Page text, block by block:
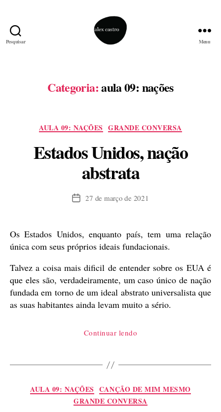
Pesquisar Menu
Categoria:aula 09: nações
Categorias
AULA 09: NAÇÕES GRANDE CONVERSA
Estados Unidos, nação
abstrata
Data27 de março de 2021
Os Estados Unidos, enquanto país, tem uma relação
única com seus próprios ideais fundacionais.
Talvez a coisa mais dificil de entender sobre os EUA é
que eles são, verdadeiramente, um caso único de nação
fundada em torno de um ideal abstrato universalista que
as suas habitantes ainda levam muito a sério.
Continuar lendo
abstrata”
Categorias
AULA 09: NAÇÕES CANÇÃO DE MIM MESMO
GRANDE CONVERSA